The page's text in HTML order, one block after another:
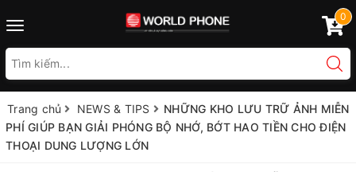
Toggle
0
Trang chủ NEWS & TIPS
NHỮNG KHO LƯU TRỮ ẢNH MIỄN
PHÍ GIÚP BẠN GIẢI PHÓNG BỘ NHỚ, BỚT HAO TIỀN CHO ĐIỆN
THOẠI DUNG LƯỢNG LỚN